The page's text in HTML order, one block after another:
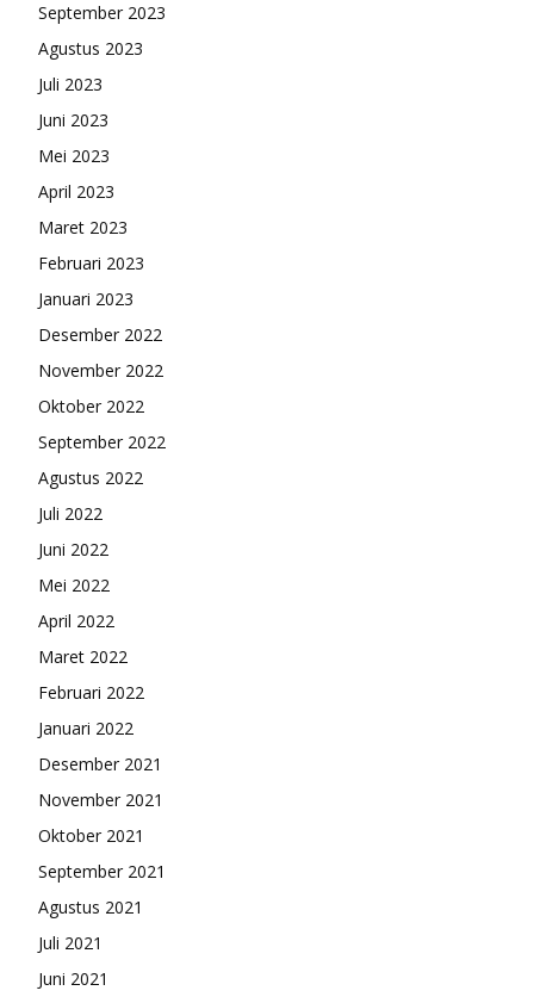
September 2023
Agustus 2023
Juli 2023
Juni 2023
Mei 2023
April 2023
Maret 2023
Februari 2023
Januari 2023
Desember 2022
November 2022
Oktober 2022
September 2022
Agustus 2022
Juli 2022
Juni 2022
Mei 2022
April 2022
Maret 2022
Februari 2022
Januari 2022
Desember 2021
November 2021
Oktober 2021
September 2021
Agustus 2021
Juli 2021
Juni 2021